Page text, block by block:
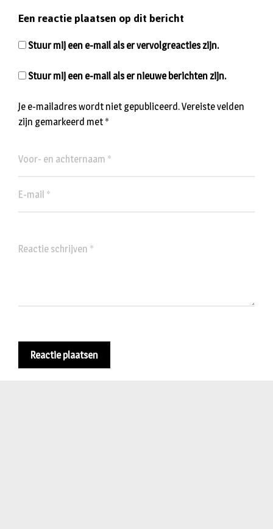
Een reactie plaatsen op dit bericht
Je e-mailadres wordt niet gepubliceerd.Vereiste velden
zijn gemarkeerd met *
Stuur mij een e-mail als er vervolgreacties zijn.
Stuur mij een e-mail als er nieuwe berichten zijn.